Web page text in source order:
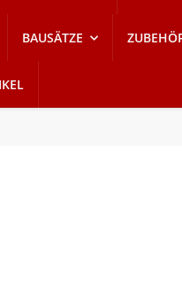
BAUSÄTZE